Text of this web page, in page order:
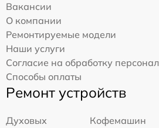
Вакансии
О компании
Ремонтируемые модели
Наши услуги
Согласие на обработку
Способы оплаты
Ремонт устройств
Духовых
Кофемашин